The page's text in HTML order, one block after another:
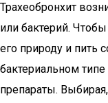
Трахеобронхит
или бактерий.
его природу и пить
бактериальном
препараты.